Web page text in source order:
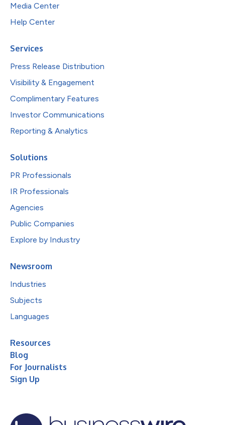
Media Center
Help Center
Services
Press Release Distribution
Visibility & Engagement
Complimentary Features
Investor Communications
Reporting & Analytics
Solutions
PR Professionals
IR Professionals
Agencies
Public Companies
Explore by Industry
Newsroom
Industries
Subjects
Languages
Resources
Blog
For Journalists
Sign Up